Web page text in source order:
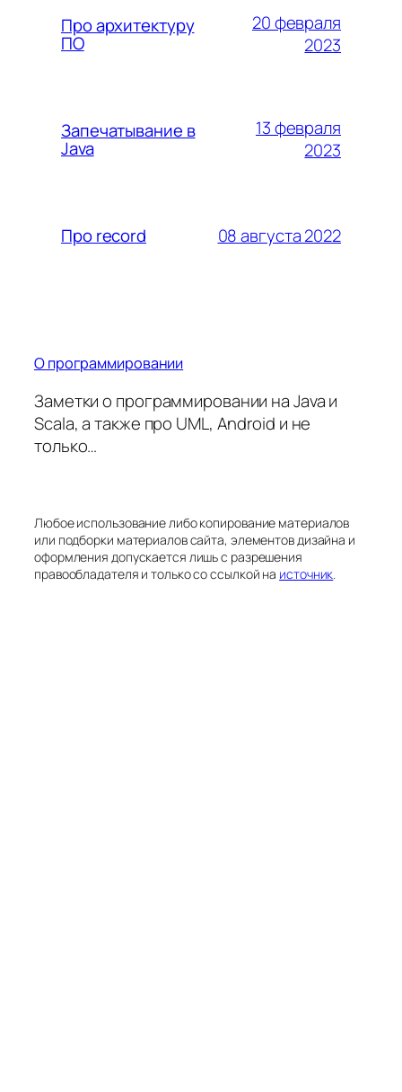
Про архитектуру
ПО
20 февраля
2023
Запечатывание в
Java
13 февраля
2023
Про record 08 августа 2022
О программировании
Заметки о программировании на Java и
Scala, а также про UML, Android и не
только…
Любое использование либо копирование материалов
или подборки материалов сайта, элементов дизайна и
оформления допускается лишь с разрешения
правообладателя и только со ссылкой на источник.